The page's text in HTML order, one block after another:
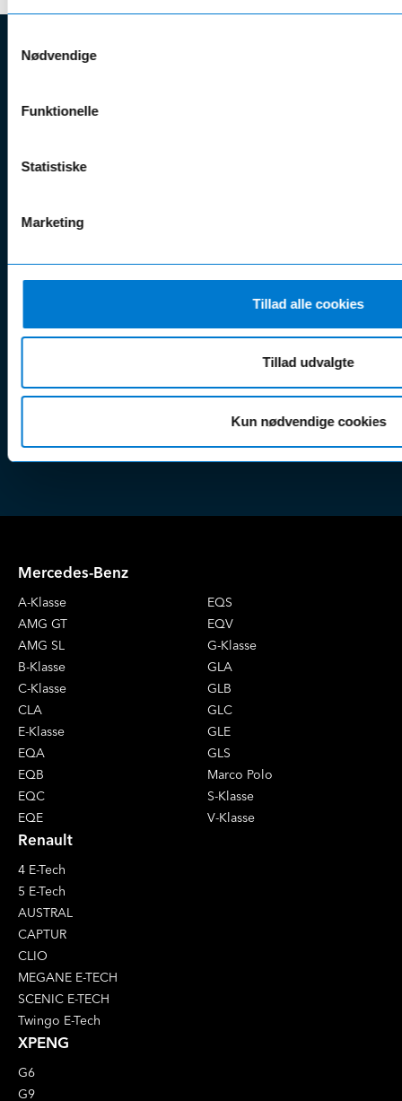
Nødvendige
Funktionelle
Statistiske
Marketing
Tillad alle cookies
Tillad udvalgte
Kun nødvendige cookies
EJNER HESSEL
Ejner Hessel A/S
Tlf. nr.:7211 5001
Åbningstider
Man - Fre:
07.30 - 17.30
Weekend:
Guides, tips
& tricks
Kampagner
finansiering
Tilmeld dig
nyhedsbrevet
Mercedes-Benz
A-Klasse
AMG GT
AMG SL
B-Klasse
C-Klasse
CLA
E-Klasse
EQA
EQB
EQC
EQE
EQS
EQV
G-Klasse
GLA
GLB
GLC
GLE
GLS
Marco Polo
S-Klasse
V-Klasse
Renault
4 E-Tech
5 E-Tech
AUSTRAL
CAPTUR
CLIO
MEGANE E-TECH
SCENIC E-TECH
Twingo E-Tech
XPENG
G6
G9